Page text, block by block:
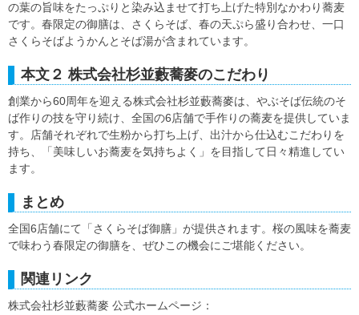
の葉の旨味をたっぷりと染み込ませて打ち上げた特別なかわり蕎麦
です。春限定の御膳は、さくらそば、春の天ぷら盛り合わせ、一口
さくらそばようかんとそば湯が含まれています。
本文２ 株式会社杉並藪蕎麥のこだわり
創業から60周年を迎える株式会社杉並藪蕎麥は、やぶそば伝統のそ
ば作りの技を守り続け、全国の6店舗で手作りの蕎麦を提供していま
す。店舗それぞれで生粉から打ち上げ、出汁から仕込むこだわりを
持ち、「美味しいお蕎麦を気持ちよく」を目指して日々精進してい
ます。
まとめ
全国6店舗にて「さくらそば御膳」が提供されます。桜の風味を蕎麦
で味わう春限定の御膳を、ぜひこの機会にご堪能ください。
関連リンク
株式会社杉並藪蕎麥 公式ホームページ：